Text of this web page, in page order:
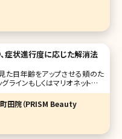
える勇気が出ないという方も多
症状進行度に応じた解消法
た目年齢をアップさせる頬のた
ラインもしくはマリオネットライ
んでいるだけで、10歳以上老け
す。加齢による肌の衰えが大き
にも頬のたるみが起こる理由
町田院（PRISM Beauty